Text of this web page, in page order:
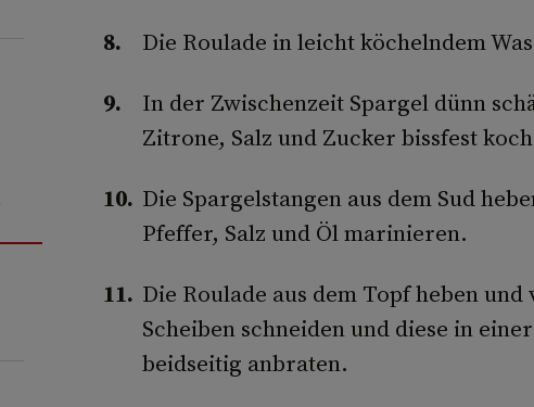
Die Roulade in leicht köchelndem
In der Zwischenzeit Spargel dünn
Zitrone, Salz und Zucker bissfest
Die Spargelstangen aus dem Sud
Pfeffer, Salz und Öl marinieren.
Die Roulade aus dem Topf heben
Scheiben schneiden und diese in
beidseitig anbraten.